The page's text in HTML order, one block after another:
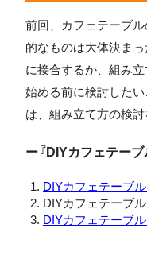
前回、カフェテーブ
的なものは大体決ま
に接合するか、組み
始める前に検討した
は、組み立て方の検討
ー『DIYカフェテー
DIYカフェテーブル
DIYカフェテーブ
DIYカフェテーブル